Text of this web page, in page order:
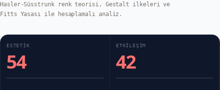
Hasler-Süsstrunk renk teorisi, Gestalt ilkeleri ve
Fitts Yasası ile hesaplamalı analiz.
ESTETIK
54
ETKILEŞIM
42